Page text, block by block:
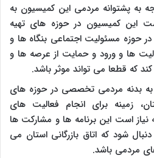
به پشتوانه مردمی این کمیسیون به
این کمیسیون در حوزه های تهیه
حوزه مسئولیت اجتماعی بنگاه ها و
ها و ورود و حمایت از عرصه ها و
که قطعا می تواند موثر باشد.
به بدنه مردمی تخصصی در حوزه های
زمینه برای انجام فعالیت های
است این برنامه ها و مشارکت ها
شود که اتاق بازرگانی استان می
مردمی باشد.